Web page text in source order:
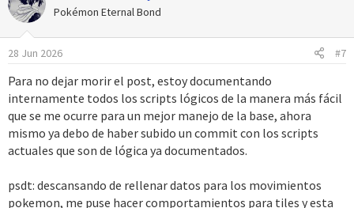
c
o
n
s
:
Pokémon Eternal Bond
28 Jun 2026 #7
Para no dejar morir el post, estoy documentando
internamente todos los scripts lógicos de la manera más fácil
que se me ocurre para un mejor manejo de la base, ahora
mismo ya debo de haber subido un commit con los scripts
actuales que son de lógica ya documentados.
psdt: descansando de rellenar datos para los movimientos
pokemon, me puse hacer comportamientos para tiles y esta